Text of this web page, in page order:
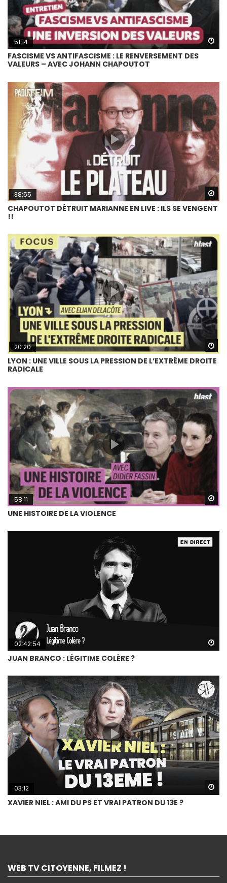
51:14
FASCISME VS ANTIFASCISME : LE RENVERSEMENT DES
VALEURS – AVEC JOHANN CHAPOUTOT
38:55
CHAPOUTOT DÉTRUIT MARIANNE EN LIVE : ILS SE VENGENT
!!
20:20
LYON : UNE VILLE SOUS LA PRESSION DE L’EXTRÊME DROITE
RADICALE
58:11
UNE HISTOIRE DE LA VIOLENCE
02:42:54
JUAN BRANCO : LÉGITIME COLÈRE ?
03:12
XAVIER NIEL : AMI DU PS ET VRAI PATRON DU 13E ?
WEB TV CITOYENNE, FILMEZ !